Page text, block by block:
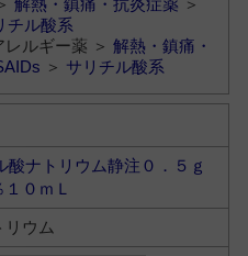
解熱・鎮痛・抗炎症薬 ＞
チル酸系
レルギー薬 ＞解熱・鎮痛・
＞ サリチル酸系
酸ナトリウム静注０．５ｇ
０ｍＬ
リウム